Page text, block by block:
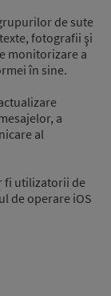
de sute
fotografii şi
monitorizare a
în sine.
a
al
fi utilizatorii de
de operare iOS